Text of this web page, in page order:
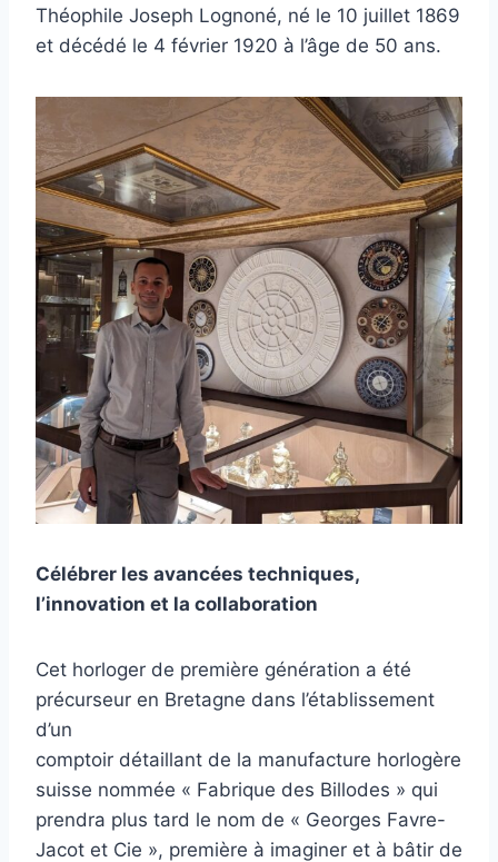
Théophile Joseph Lognoné, né le 10 juillet 1869
et décédé le 4 février 1920 à l’âge de 50 ans.
Célébrer les avancées techniques,
l’innovation et la collaboration
Cet horloger de première génération a été
précurseur en Bretagne dans l’établissement
d’un
comptoir détaillant de la manufacture horlogère
suisse nommée « Fabrique des Billodes » qui
prendra plus tard le nom de « Georges Favre-
Jacot et Cie », première à imaginer et à bâtir de